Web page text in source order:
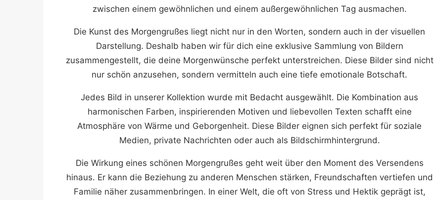
zwischen einem gewöhnlichen und einem außergewöhnlichen Tag ausmachen.
Die Kunst des Morgengrußes liegt nicht nur in den Worten, sondern auch in der visuellen
Darstellung. Deshalb haben wir für dich eine exklusive Sammlung von Bildern
zusammengestellt, die deine Morgenwünsche perfekt unterstreichen. Diese Bilder sind nicht
nur schön anzusehen, sondern vermitteln auch eine tiefe emotionale Botschaft.
Jedes Bild in unserer Kollektion wurde mit Bedacht ausgewählt. Die Kombination aus
harmonischen Farben, inspirierenden Motiven und liebevollen Texten schafft eine
Atmosphäre von Wärme und Geborgenheit. Diese Bilder eignen sich perfekt für soziale
Medien, private Nachrichten oder auch als Bildschirmhintergrund.
Die Wirkung eines schönen Morgengrußes geht weit über den Moment des Versendens
hinaus. Er kann die Beziehung zu anderen Menschen stärken, Freundschaften vertiefen und
Familie näher zusammenbringen. In einer Welt, die oft von Stress und Hektik geprägt ist,